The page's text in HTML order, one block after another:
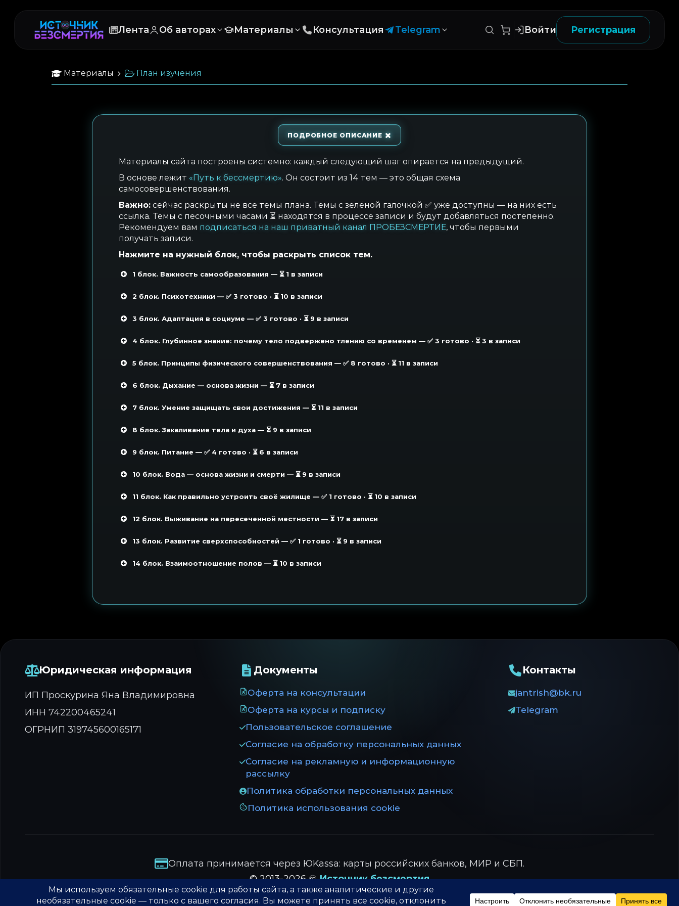
Лента Об авторах Материалы Консультация Telegram Войти Регистрация
Материалы План изучения
ПОДРОБНОЕ ОПИСАНИЕ
Материалы сайта построены системно: каждый следующий шаг опирается на предыдущий.
В основе лежит «Путь к бессмертию». Он состоит из 14 тем — это общая схема
самосовершенствования.
Важно: сейчас раскрыты не все темы плана. Темы с зелёной галочкой ✅ уже доступны — на них есть
ссылка. Темы с песочными часами ⏳ находятся в процессе записи и будут добавляться постепенно.
Рекомендуем вам подписаться на наш приватный канал ПРОБЕЗСМЕРТИЕ, чтобы первыми
получать записи.
Нажмите на нужный блок, чтобы раскрыть список тем.
1 блок. Важность самообразования — ⏳ 1 в записи
2 блок. Психотехники — ✅ 3 готово · ⏳ 10 в записи
3 блок. Адаптация в социуме — ✅ 3 готово · ⏳ 9 в записи
4 блок. Глубинное знание: почему тело подвержено тлению со временем — ✅ 3 готово · ⏳ 3 в записи
5 блок. Принципы физического совершенствования — ✅ 8 готово · ⏳ 11 в записи
6 блок. Дыхание — основа жизни — ⏳ 7 в записи
7 блок. Умение защищать свои достижения — ⏳ 11 в записи
8 блок. Закаливание тела и духа — ⏳ 9 в записи
9 блок. Питание — ✅ 4 готово · ⏳ 6 в записи
10 блок. Вода — основа жизни и смерти — ⏳ 9 в записи
11 блок. Как правильно устроить своё жилище — ✅ 1 готово · ⏳ 10 в записи
12 блок. Выживание на пересеченной местности — ⏳ 17 в записи
13 блок. Развитие сверхспособностей — ✅ 1 готово · ⏳ 9 в записи
14 блок. Взаимоотношение полов — ⏳ 10 в записи
Юридическая информация
ИП Проскурина Яна Владимировна
ИНН 742200465241
ОГРНИП 319745600165171
Документы
Оферта на консультации
Оферта на курсы и подписку
Пользовательское соглашение
Согласие на обработку персональных данных
Согласие на рекламную и информационную
рассылку
Политика обработки персональных данных
Политика использования cookie
Контакты
jantrish@bk.ru
Telegram
Оплата принимается через ЮKassa: карты российских банков, МИР и СБП.
© 2013-2026 ♾️Источник безсмертия